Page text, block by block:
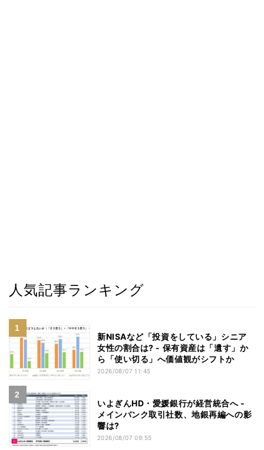
人気記事ランキング
新NISAなど「投資をしている」シニア
女性の割合は? - 保有資産は「遺す」か
ら「使い切る」へ価値観がシフトか
2026/08/07 11:45
いよぎんHD・愛媛銀行が経営統合へ -
メインバンク取引社数、地銀再編への影
響は?
2026/08/07 09:55